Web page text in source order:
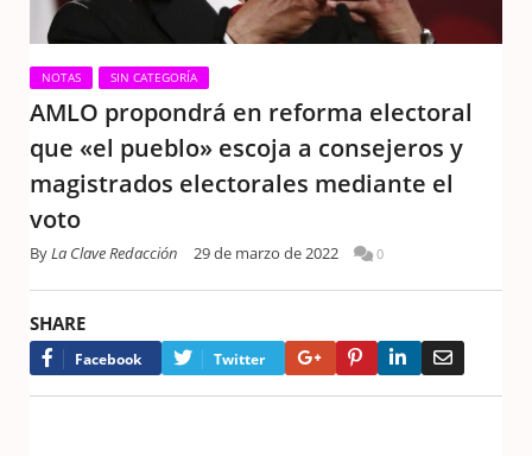
NOTAS SIN CATEGORÍA
AMLO propondrá en reforma electoral
que «el pueblo» escoja a consejeros y
magistrados electorales mediante el
voto
ByLa Clave Redacción 29 de marzo de 2022 0
SHARE
Facebook Twitter Google+PinterestLinkedIn